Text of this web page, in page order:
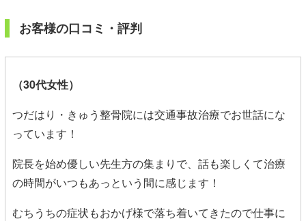
お客様の口コミ・評判
（30代女性）
つだはり・きゅう整骨院には交通事故治療でお世話にな
っています！
院長を始め優しい先生方の集まりで、話も楽しくて治療
の時間がいつもあっという間に感じます！
むちうちの症状もおかげ様で落ち着いてきたので仕事に